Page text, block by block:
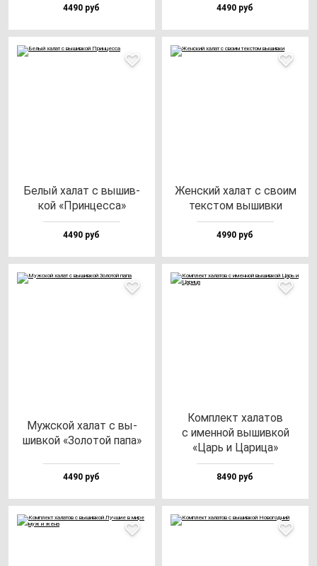
4490 руб 4490 руб
Белый ха­лат с вы­шив­
кой «Прин­цес­са»
4490 руб
Жен­ский ха­лат с сво­им
тек­стом вы­шив­ки
4990 руб
Муж­ской ха­лат с вы­
шив­кой «Золо­той па­па»
4490 руб
Ком­плект ха­ла­тов
с имен­ной вы­шив­кой
«Царь и Цари­ца»
8490 руб